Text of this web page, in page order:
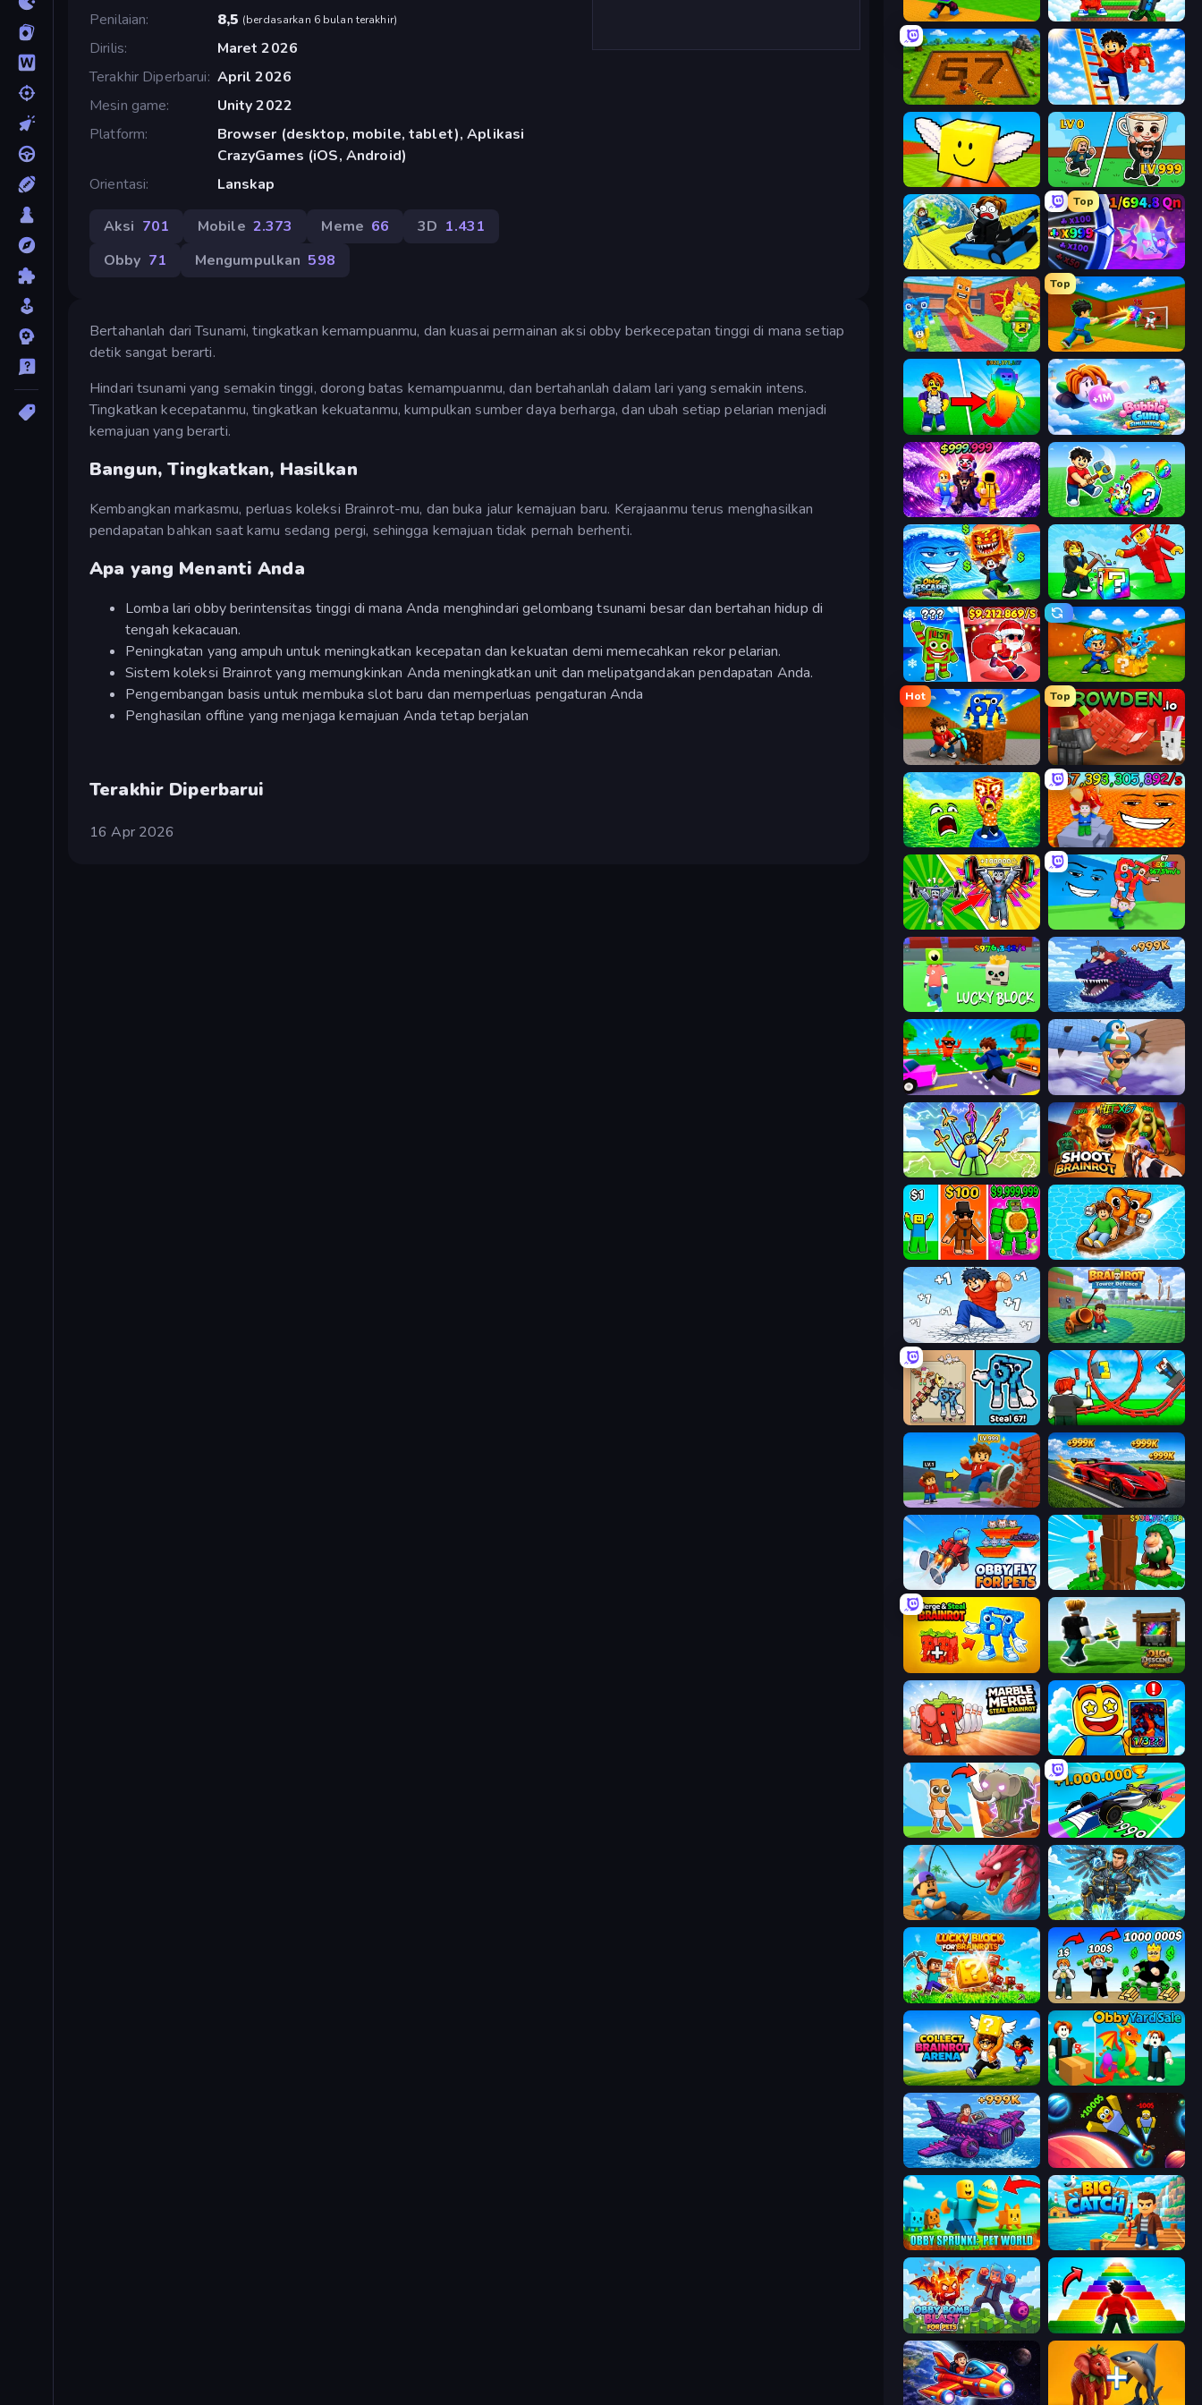
Penilaian
8,5 (berdasarkan 6 bulan terakhir)
Dirilis
Maret 2026
Terakhir Diperbarui April 2026
Mesin game
Unity 2022
Platform
Browser (desktop, mobile, tablet), Aplikasi
CrazyGames (iOS, Android)
Orientasi
Lanskap
Aksi 701 Mobile 2.373 Meme 66 3D 1.431
Obby 71 Mengumpulkan 598
Bertahanlah dari Tsunami, tingkatkan kemampuanmu, dan kuasai permainan aksi obby berkecepatan tinggi di mana setiap
detik sangat berarti.
Hindari tsunami yang semakin tinggi, dorong batas kemampuanmu, dan bertahanlah dalam lari yang semakin intens.
Tingkatkan kecepatanmu, tingkatkan kekuatanmu, kumpulkan sumber daya berharga, dan ubah setiap pelarian menjadi
kemajuan yang berarti.
Bangun, Tingkatkan, Hasilkan
Kembangkan markasmu, perluas koleksi Brainrot-mu, dan buka jalur kemajuan baru. Kerajaanmu terus menghasilkan
pendapatan bahkan saat kamu sedang pergi, sehingga kemajuan tidak pernah berhenti.
Apa yang Menanti Anda
Lomba lari obby berintensitas tinggi di mana Anda menghindari gelombang tsunami besar dan bertahan hidup di
tengah kekacauan.
Peningkatan yang ampuh untuk meningkatkan kecepatan dan kekuatan demi memecahkan rekor pelarian.
Sistem koleksi Brainrot yang memungkinkan Anda meningkatkan unit dan melipatgandakan pendapatan Anda.
Pengembangan basis untuk membuka slot baru dan memperluas pengaturan Anda
Penghasilan offline yang menjaga kemajuan Anda tetap berjalan
Terakhir Diperbarui
16 Apr 2026
Throw a Lucky Block Run and Jump for Brainrot
Obby: Dig Brainrots Ladder to Brainhot: Climb
Lucky Brainrot Blocks Online Brainrot Arena Online
Cart Ride Danger Mount
Top
Meeland.io
Catch Brainrots From Bosses
Top
Baseball For Brainrot
Collect Brainrot Egg Bubble Gum Simulator
Obby - BrainWave Break a Lucky Egg Brainrots
Obby Escape from Tsunami Brainrot
Plants vs Brain Zombies Escape Cave For Brainrot
Hot
Obby: Break Rocks For Brainrots
Top
Grow A Garden | Growden.io
Save Memerots: Acid Lava lake Escape Lava for Brainrots!
Obby: Gym Simulator, Escape
Lucky Block Obby Fish Challenge: Ride
Robby: Cross the Road for Brainrot BrainZombie Log Escape
Obby vs Brainrot Shoot Brainrot
Obby Brainrot Merge Float for Brainrots
Break a Skyscraper Brainrot Tower Defence
67 Steal a Brainrot Game Build a Rollercoaster: Simulator
Obby: +1 Click Wall Breaker
Obby Fly For Pets Steal Beanstalk for Brainrots
Merge & Steal Brainrot Dig and Descend: Obby Mine
Marble Merge: Steal Brainrot Game Obby Cards: The Legend Hunt
Brainrot Evolution Obby Car Challenge: Drive
Fish It Now Obby: Pull a Sword
Lucky Blocks for Brainrots Obby Tycoon Build the City
Collect Brainrot Arena Obby Yard Sale
Obby Plane Power Challenge: Fly Obby: +1 to Spaceflight Altitude
Obby Sprunki: Pet World Big Catch
Obby Bomb Blast For Pets Obby Highest Jump Ever